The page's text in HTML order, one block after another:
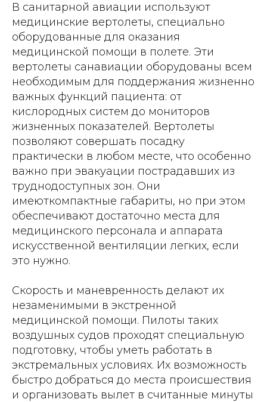
В санитарной авиации используют
медицинские вертолеты, специально
оборудованные для оказания
медицинской помощи в полете. Эти
вертолеты санавиации оборудованы всем
необходимым для поддержания жизненно
важных функций пациента: от
кислородных систем до мониторов
жизненных показателей. Вертолеты
позволяют совершать посадку
практически в любом месте, что особенно
важно при эвакуации пострадавших из
труднодоступных зон. Они
имеюткомпактные габариты, но при этом
обеспечивают достаточно места для
медицинского персонала и аппарата
искусственной вентиляции легких, если
это нужно.
Скорость и маневренность делают их
незаменимыми в экстренной
медицинской помощи. Пилоты таких
воздушных судов проходят специальную
подготовку, чтобы уметь работать в
экстремальных условиях. Их возможность
быстро добраться до места происшествия
и организовать вылет в считанные минуты